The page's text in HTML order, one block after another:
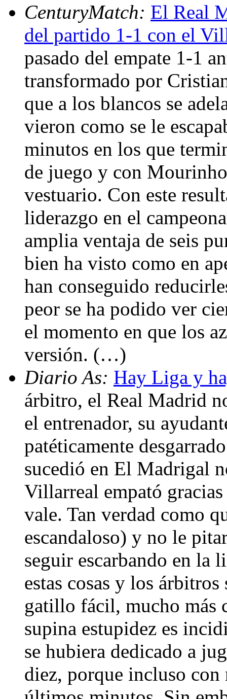
CenturyMatch: El Real
del partido 1-1 con el
pasado del empate 1-1
transformado por
que a los blancos se
vieron como se le
minutos en los que
de juego y con
vestuario. Con este
liderazgo en el
amplia ventaja de seis
bien ha visto como en
han conseguido
peor se ha podido ver
el momento en que los
versión. (…)
Diario As: Hay Liga y
árbitro, el Real Madrid
el entrenador, su
patéticamente
sucedió en El Madrigal
Villarreal empató
vale. Tan verdad como
escandaloso) y no le
seguir escarbando en la
estas cosas y los
gatillo fácil, mucho más
supina estupidez es
se hubiera dedicado a
diez, porque incluso con